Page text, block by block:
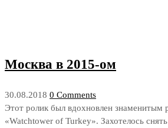
Москва в 2015-ом
30.08.2018 0 Comments
Этот ролик был вдохновлен знаменитым
«Watchtower of Turkey». Захотелось